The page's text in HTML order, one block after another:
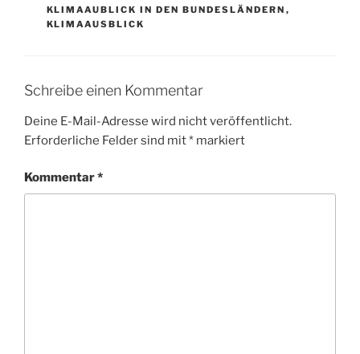
KLIMAAUBLICK IN DEN BUNDESLÄNDERN ,
KLIMAAUSBLICK
Schreibe einen Kommentar
Deine E-Mail-Adresse wird nicht veröffentlicht.
Erforderliche Felder sind mit* markiert
Kommentar*